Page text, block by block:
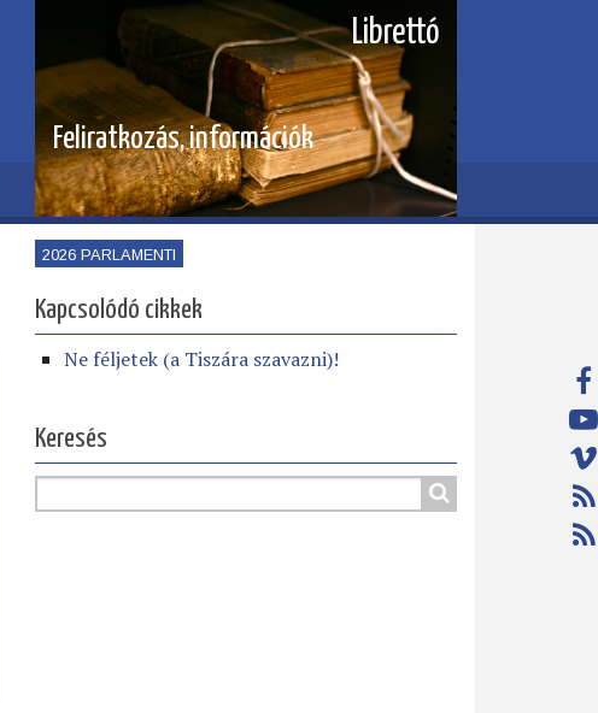
Librettó
Feliratkozás, információk
2026 PARLAMENTI
Kapcsolódó cikkek
Ne féljetek (a Tiszára szavazni)!
Keresés